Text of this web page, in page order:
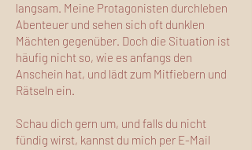
langsam. Meine Protagonisten durchleben
Abenteuer und sehen sich oft dunklen
Mächten gegenüber. Doch die Situation ist
häufig nicht so, wie es anfangs den
Anschein hat, und lädt zum Mitfiebern und
Rätseln ein.
Schau dich gern um, und falls du nicht
fündig wirst, kannst du mich per E-Mail